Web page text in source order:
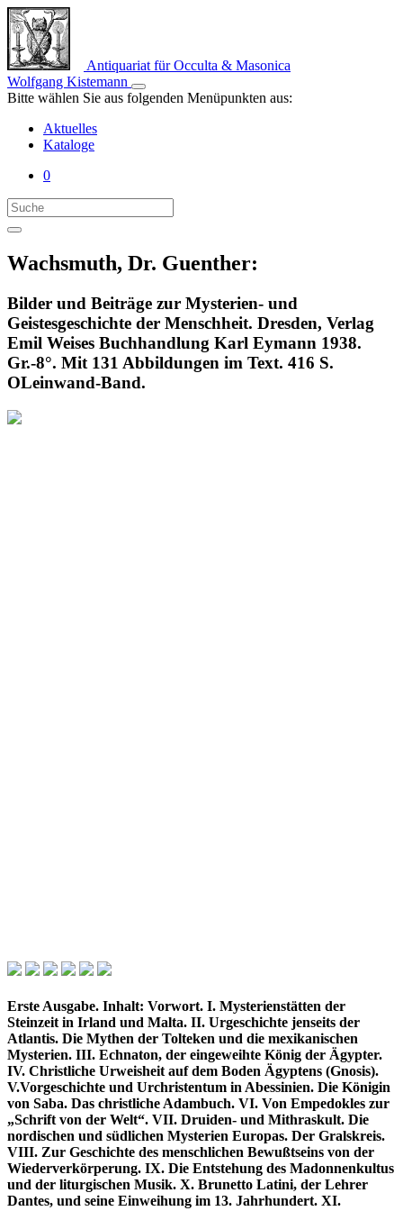
Antiquariat für Occulta & Masonica
Wolfgang Kistemann
Bitte wählen Sie aus folgenden Menüpunkten aus:
Aktuelles
Kataloge
0
Wachsmuth, Dr. Guenther:
Bilder und Beiträge zur Mysterien- und
Geistesgeschichte der Menschheit. Dresden, Verlag
Emil Weises Buchhandlung Karl Eymann 1938.
Gr.-8°. Mit 131 Abbildungen im Text. 416 S.
OLeinwand-Band.
Erste Ausgabe. Inhalt: Vorwort. I. Mysterienstätten der
Steinzeit in Irland und Malta. II. Urgeschichte jenseits der
Atlantis. Die Mythen der Tolteken und die mexikanischen
Mysterien. III. Echnaton, der eingeweihte König der Ägypter.
IV. Christliche Urweisheit auf dem Boden Ägyptens (Gnosis).
V.Vorgeschichte und Urchristentum in Abessinien. Die Königin
von Saba. Das christliche Adambuch. VI. Von Empedokles zur
„Schrift von der Welt“. VII. Druiden- und Mithraskult. Die
nordischen und südlichen Mysterien Europas. Der Gralskreis.
VIII. Zur Geschichte des menschlichen Bewußtseins von der
Wiederverkörperung. IX. Die Entstehung des Madonnenkultus
und der liturgischen Musik. X. Brunetto Latini, der Lehrer
Dantes, und seine Einweihung im 13. Jahrhundert. XI.